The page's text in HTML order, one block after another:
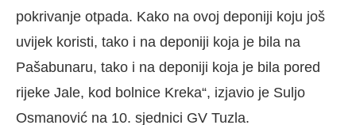
pokrivanje otpada. Kako na ovoj deponiji koju još
uvijek koristi, tako i na deponiji koja je bila na
Pašabunaru, tako i na deponiji koja je bila pored
rijeke Jale, kod bolnice Kreka“, izjavio je Suljo
Osmanović na 10. sjednici GV Tuzla.